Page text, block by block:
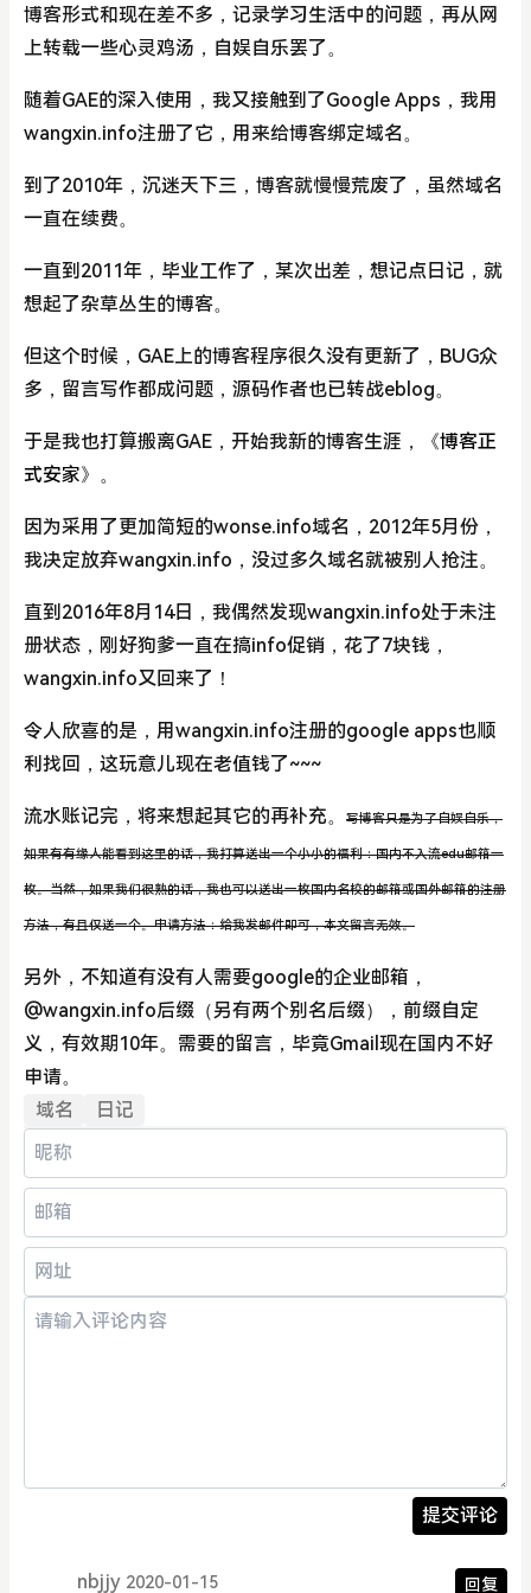
博客形式和现在差不多，记录学习生活中的问题，再从网
上转载一些心灵鸡汤，自娱自乐罢了。
随着GAE的深入使用，我又接触到了Google Apps，我用
wangxin.info注册了它，用来给博客绑定域名。
到了2010年，沉迷天下三，博客就慢慢荒废了，虽然域名
一直在续费。
一直到2011年，毕业工作了，某次出差，想记点日记，就
想起了杂草丛生的博客。
但这个时候，GAE上的博客程序很久没有更新了，BUG众
多，留言写作都成问题，源码作者也已转战eblog。
于是我也打算搬离GAE，开始我新的博客生涯，
《博客正
式安家》 。
因为采用了更加简短的wonse.info域名，2012年5月份，
我决定放弃wangxin.info，没过多久域名就被别人抢注。
直到2016年8月14日，我偶然发现wangxin.info处于未注
册状态，刚好狗爹一直在搞info促销，花了7块钱，
wangxin.info又回来了！
令人欣喜的是，用wangxin.info注册的google apps也顺
利找回，这玩意儿现在老值钱了~~~
流水账记完，将来想起其它的再补充。 写博客只是为了自娱自乐，
如果有有缘人能看到这里的话，我打算送出一个小小的福利：国内不入流edu邮箱一
枚。当然，如果我们很熟的话，我也可以送出一枚国内名校的邮箱或国外邮箱的注册
方法，有且仅送一个。申请方法：给我发邮件即可，本文留言无效。
另外，不知道有没有人需要google的企业邮箱，
@wangxin.info后缀（另有两个别名后缀），前缀自定
义，有效期10年。需要的留言，毕竟Gmail现在国内不好
申请。
域名
日记
提交评论
nbjjy 2020-01-15 回复